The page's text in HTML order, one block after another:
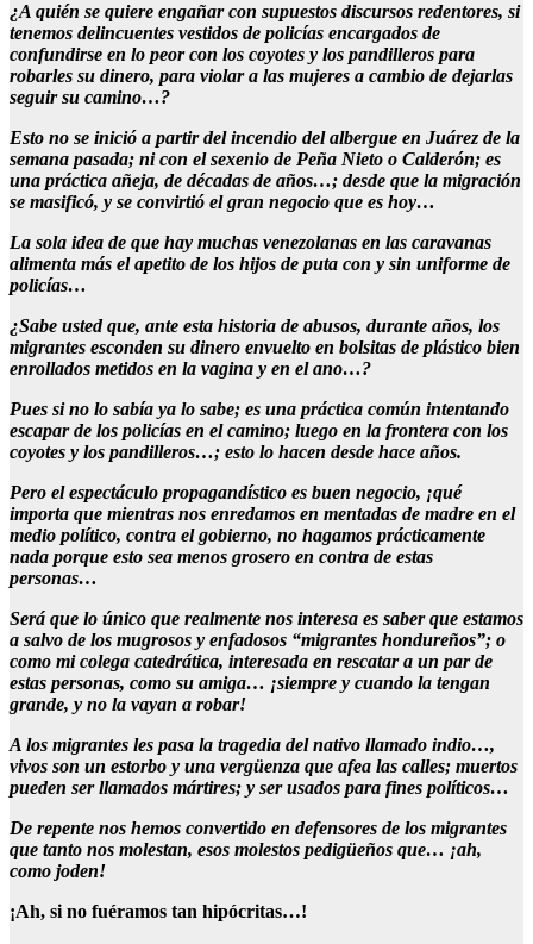
¿A quién se quiere engañar con supuestos discursos redentores, si
tenemos delincuentes vestidos de policías encargados de
confundirse en lo peor con los coyotes y los pandilleros para
robarles su dinero, para violar a las mujeres a cambio de dejarlas
seguir su camino…?
Esto no se inició a partir del incendio del albergue en Juárez de la
semana pasada; ni con el sexenio de Peña Nieto o Calderón; es
una práctica añeja, de décadas de años…; desde que la migración
se masificó, y se convirtió el gran negocio que es hoy…
La sola idea de que hay muchas venezolanas en las caravanas
alimenta más el apetito de los hijos de puta con y sin uniforme de
policías…
¿Sabe usted que, ante esta historia de abusos, durante años, los
migrantes esconden su dinero envuelto en bolsitas de plástico bien
enrollados metidos en la vagina y en el ano…?
Pues si no lo sabía ya lo sabe; es una práctica común intentando
escapar de los policías en el camino; luego en la frontera con los
coyotes y los pandilleros…; esto lo hacen desde hace años.
Pero el espectáculo propagandístico es buen negocio, ¡qué
importa que mientras nos enredamos en mentadas de madre en el
medio político, contra el gobierno, no hagamos prácticamente
nada porque esto sea menos grosero en contra de estas
personas…
Será que lo único que realmente nos interesa es saber que estamos
a salvo de los mugrosos y enfadosos “migrantes hondureños”; o
como mi colega catedrática, interesada en rescatar a un par de
estas personas, como su amiga… ¡siempre y cuando la tengan
grande, y no la vayan a robar!
A los migrantes les pasa la tragedia del nativo llamado indio…,
vivos son un estorbo y una vergüenza que afea las calles; muertos
pueden ser llamados mártires; y ser usados para fines políticos…
De repente nos hemos convertido en defensores de los migrantes
que tanto nos molestan, esos molestos pedigüeños que… ¡ah,
como joden!
¡Ah, si no fuéramos tan hipócritas…!